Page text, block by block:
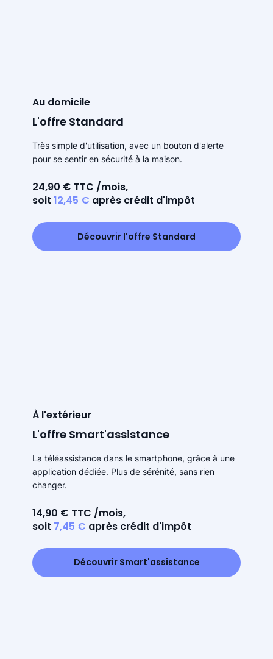
Au domicile
L'offre Standard
Très simple d'utilisation, avec un bouton d'alerte
pour se sentir en sécurité à la maison.
24,90 € TTC /mois,
soit 12,45 € après crédit d'impôt
Découvrir l'offre Standard
À l'extérieur
L'offre Smart'assistance
La téléassistance dans le smartphone, grâce à une
application dédiée. Plus de sérénité, sans rien
changer.
14,90 € TTC /mois,
soit 7,45 € après crédit d'impôt
Découvrir Smart'assistance